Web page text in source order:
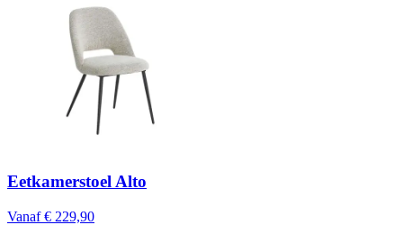
Eetkamerstoel Alto
Vanaf € 229,90